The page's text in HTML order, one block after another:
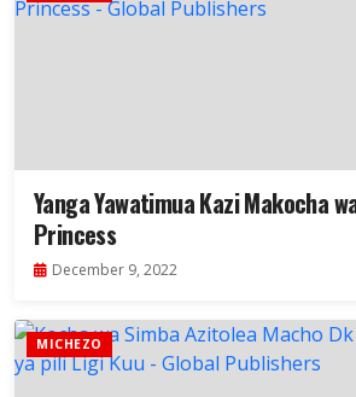
Yanga Yawatimua Kazi Makocha
Princess
December 9, 2022
MICHEZO